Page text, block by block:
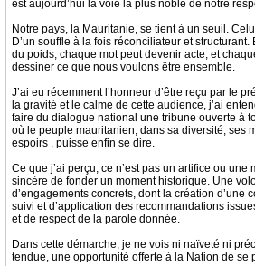
est aujourd’hui la voie la plus noble de notre
Notre pays, la Mauritanie, se tient à un seuil.
D’un souffle à la fois réconciliateur et
du poids, chaque mot peut devenir acte, et
dessiner ce que nous voulons être ensemble.
J’ai eu récemment l’honneur d’être reçu par le
la gravité et le calme de cette audience, j’ai
faire du dialogue national une tribune ouverte à
où le peuple mauritanien, dans sa diversité, ses
espoirs , puisse enfin se dire.
Ce que j’ai perçu, ce n’est pas un artifice ou
sincère de fonder un moment historique. Une
d’engagements concrets, dont la création d’une
suivi et d’application des recommandations
et de respect de la parole donnée.
Dans cette démarche, je ne vois ni naïveté ni
tendue, une opportunité offerte à la Nation de se